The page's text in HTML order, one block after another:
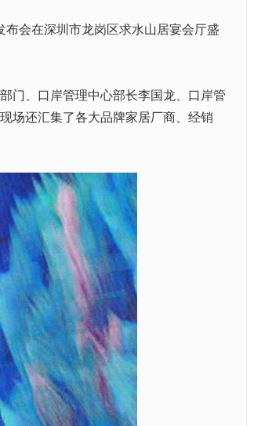
布会在深圳市龙岗区求水山居宴会厅盛
门、口岸管理中心部长李国龙、口岸管
场还汇集了各大品牌家居厂商、经销